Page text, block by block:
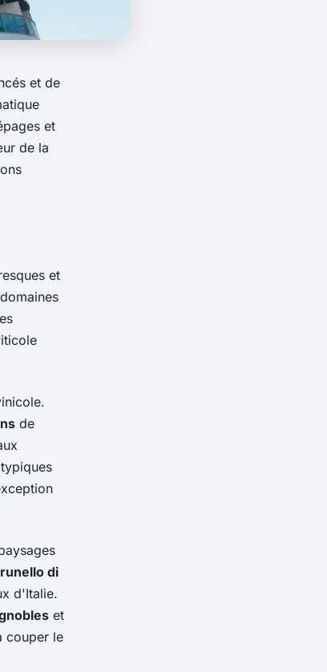
et de
et
de la
et
de
di
d'Italie.
et
couper le